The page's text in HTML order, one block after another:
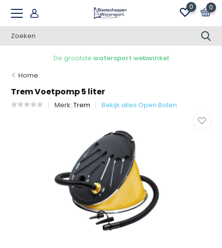
0 0
De grootstewatersport webwinkel
Home
Trem Voetpomp 5 liter
Merk:Trem Bekijk alles Open Boten